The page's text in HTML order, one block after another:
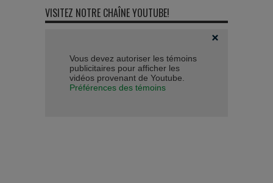
VISITEZ NOTRE CHAÎNE YOUTUBE!
Vous devez autoriser les témoins
publicitaires pour afficher les
vidéos provenant de Youtube.
Préférences des témoins